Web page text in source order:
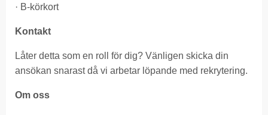
· B-körkort
Kontakt
Låter detta som en roll för dig? Vänligen skicka din
ansökan snarast då vi arbetar löpande med rekrytering.
Om oss